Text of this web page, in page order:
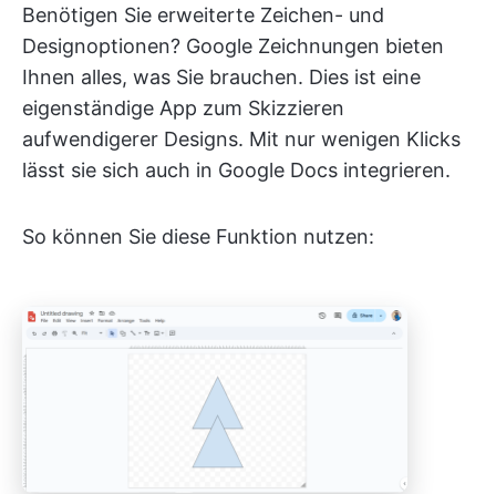
Benötigen Sie erweiterte Zeichen- und
Designoptionen? Google Zeichnungen bieten
Ihnen alles, was Sie brauchen. Dies ist eine
eigenständige App zum Skizzieren
aufwendigerer Designs. Mit nur wenigen Klicks
lässt sie sich auch in Google Docs integrieren.
So können Sie diese Funktion nutzen: